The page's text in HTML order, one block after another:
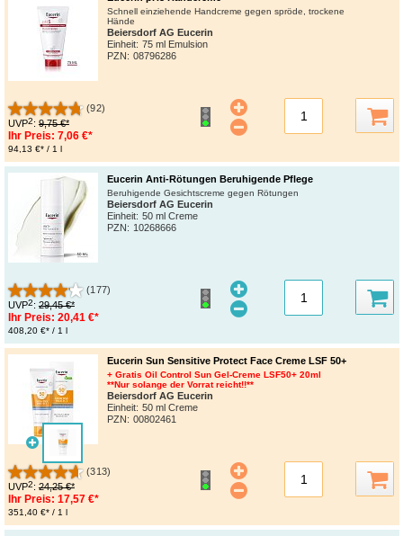
Schnell einziehende Handcreme gegen spröde, trockene
Hände
Beiersdorf AG Eucerin
Einheit: 75 ml Emulsion
PZN: 08796286
(92)
UVP2: 9,75 €*
Ihr Preis: 7,06 €*
94,13 €* / 1 l
Eucerin Anti-Rötungen Beruhigende Pflege
Beruhigende Gesichtscreme gegen Rötungen
Beiersdorf AG Eucerin
Einheit: 50 ml Creme
PZN: 10268666
(177)
UVP2: 29,45 €*
Ihr Preis: 20,41 €*
408,20 €* / 1 l
Eucerin Sun Sensitive Protect Face Creme LSF 50+
+ Gratis Oil Control Sun Gel-Creme LSF50+ 20ml
**Nur solange der Vorrat reicht!!**
Beiersdorf AG Eucerin
Einheit: 50 ml Creme
PZN: 00802461
(313)
UVP2: 24,25 €*
Ihr Preis: 17,57 €*
351,40 €* / 1 l